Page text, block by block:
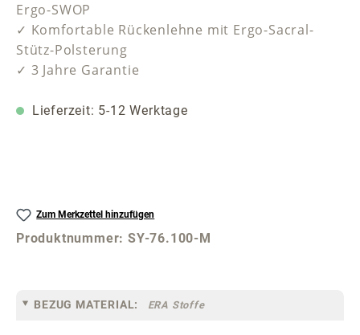
Ergo-SWOP
✓ Komfortable Rückenlehne mit Ergo-Sacral-
Stütz-Polsterung
✓ 3 Jahre Garantie
Lieferzeit: 5-12 Werktage
Zum Merkzettel hinzufügen
Produktnummer:SY-76.100-M
BEZUG MATERIAL: ERA Stoffe